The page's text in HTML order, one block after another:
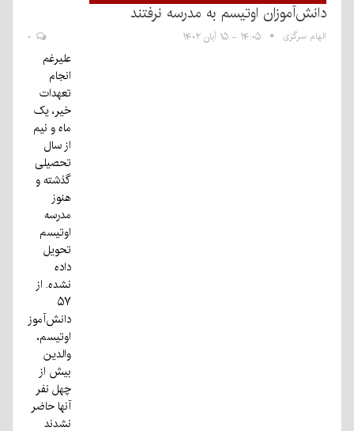
دانش‌آموزان اوتیسم به مدرسه نرفتند
الهام سرگزی ۱۴:۰۵ - ۱۵ آبان ۱۴۰۲
علیرغم
انجام
تعهدات
خیر، یک
ماه و نیم
از سال
تحصیلی
گذشته و
هنوز
مدرسه
اوتیسم
تحویل
داده
نشده. از
۵۷
دانش‌آموز
اوتیسم،
والدین
بیش از
چهل نفر
آنها حاضر
نشدند